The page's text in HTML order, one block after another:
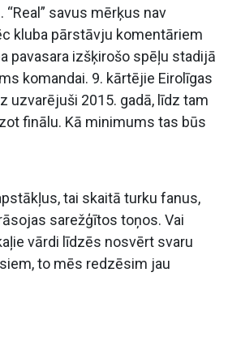
savus mērķus nav
kluba pārstāvju komentāriem
pavasara izšķirošo spēļu stadijā
komandai. 9. kārtējie Eirolīgas
uzvarējuši 2015. gadā, līdz tam
finālu. Kā minimums tas būs
tai skaitā turku fanus,
sarežģītos toņos. Vai
vārdi līdzēs nosvērt svaru
to mēs redzēsim jau